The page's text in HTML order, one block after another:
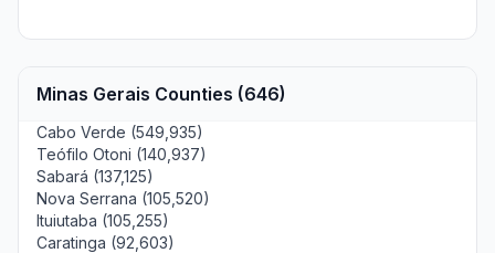
Minas Gerais Counties (646)
Cabo Verde (549,935)
Teófilo Otoni (140,937)
Sabará (137,125)
Nova Serrana (105,520)
Ituiutaba (105,255)
Caratinga (92,603)